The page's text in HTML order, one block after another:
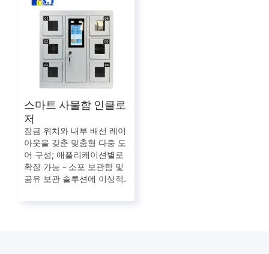
스마트 사물함 인클로
저
잠금 위치와 내부 배선 레이
아웃을 갖춘 맞춤형 다중 도
어 구성; 애플리케이션별로
확장 가능 - 소포 보관함 및
공유 보관 솔루션에 이상적.